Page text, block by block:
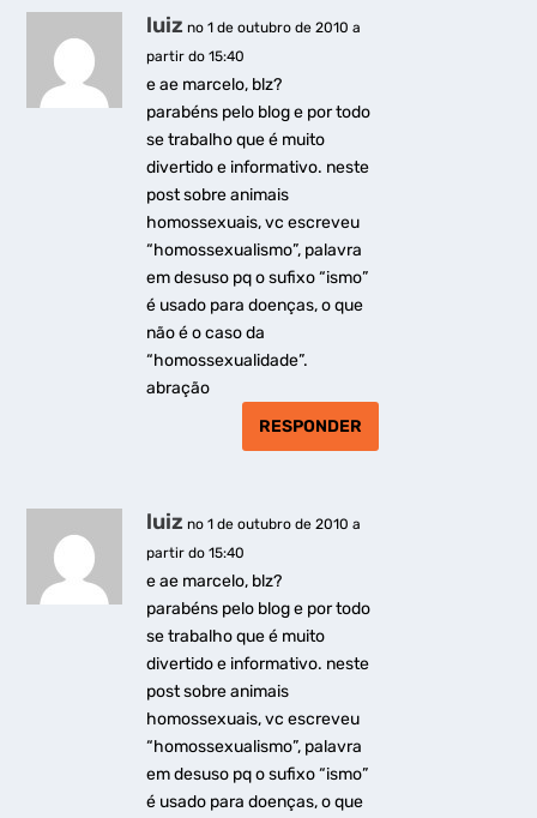
luiz no 1 de outubro de 2010 a
partir do 15:40
e ae marcelo, blz?
parabéns pelo blog e por todo
se trabalho que é muito
divertido e informativo. neste
post sobre animais
homossexuais, vc escreveu
“homossexualismo”, palavra
em desuso pq o sufixo “ismo”
é usado para doenças, o que
não é o caso da
“homossexualidade”.
abração
RESPONDER
luiz no 1 de outubro de 2010 a
partir do 15:40
e ae marcelo, blz?
parabéns pelo blog e por todo
se trabalho que é muito
divertido e informativo. neste
post sobre animais
homossexuais, vc escreveu
“homossexualismo”, palavra
em desuso pq o sufixo “ismo”
é usado para doenças, o que